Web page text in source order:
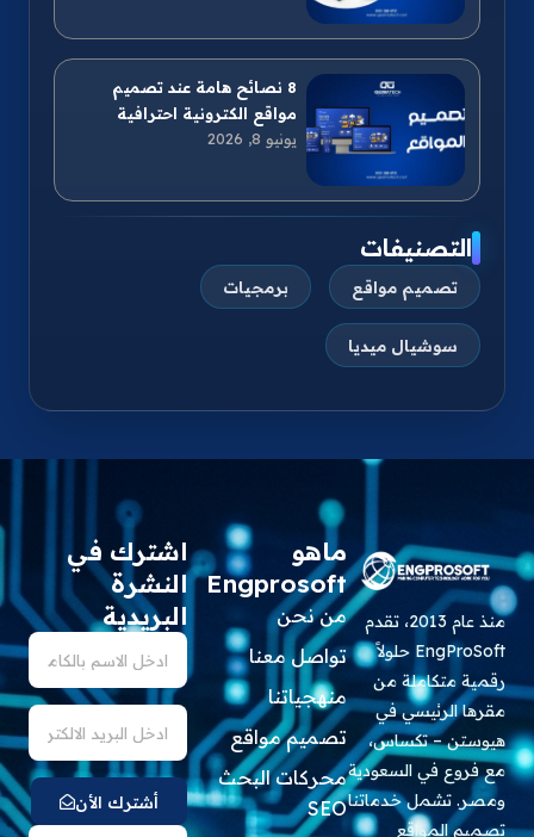
8 نصائح هامة عند تصميم
مواقع الكترونية احترافية
يونيو 8, 2026
التصنيفات
تصميم مواقع برمجيات
سوشيال ميديا
منذ عام 2013، تقدم
EngProSoft حلولاً
رقمية متكاملة من
مقرها الرئيسي في
هيوستن – تكساس،
مع فروع في السعودية
ومصر. تشمل خدماتنا
تصميم المواقع
ماهو
Engprosoft
من نحن
تواصل معنا
منهجياتنا
تصميم مواقع
محركات البحث
SEO
اشترك في
النشرة
البريدية
اسم
Email
أشترك الأن